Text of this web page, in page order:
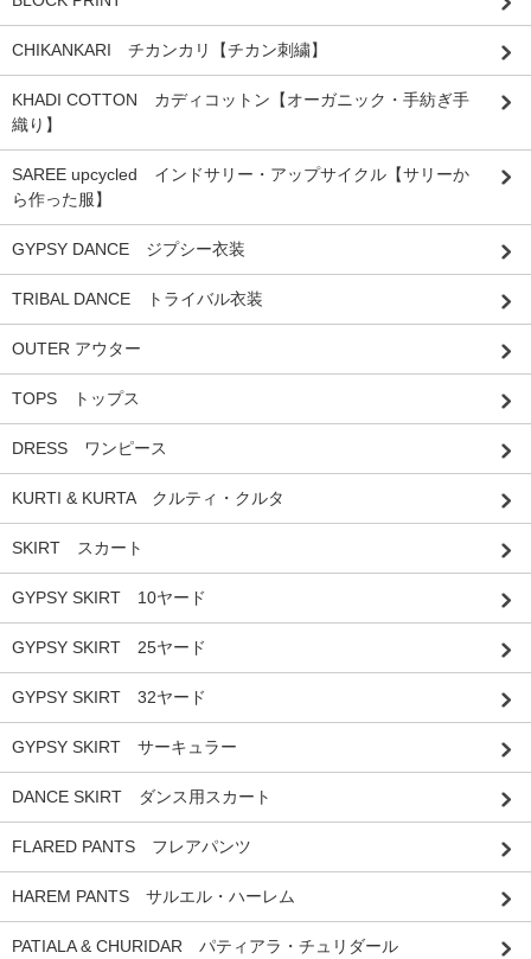
CHIKANKARI チカンカリ【チカン刺繍】
KHADI COTTON カディコットン【オーガニック・手紡ぎ手
織り】
SAREE upcycled インドサリー・アップサイクル【サリーか
ら作った服】
GYPSY DANCE ジプシー衣装
TRIBAL DANCE トライバル衣装
OUTER アウター
TOPS トップス
DRESS ワンピース
KURTI & KURTA クルティ・クルタ
SKIRT スカート
GYPSY SKIRT 10ヤード
GYPSY SKIRT 25ヤード
GYPSY SKIRT 32ヤード
GYPSY SKIRT サーキュラー
DANCE SKIRT ダンス用スカート
FLARED PANTS フレアパンツ
HAREM PANTS サルエル・ハーレム
PATIALA & CHURIDAR パティアラ・チュリダール